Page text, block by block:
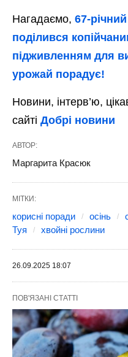
Нагадаємо, 67-
поділився
підживленням для
урожай порадує!
Новини, інтерв’ю,
сайті Добрі новини
АВТОР:
Маргарита Красюк
МІТКИ:
корисні поради осінь
Туя
хвойні рослини
26.09.2025 18:07
ПОВ'ЯЗАНІ СТАТТІ